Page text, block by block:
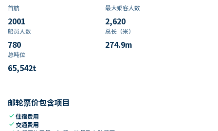
首航
2001
最大乘客人数
2,620
船员人数
780
总长（米）
274.9m
总吨位
65,542t
邮轮票价包含项目
check住宿费用
check 交通费用